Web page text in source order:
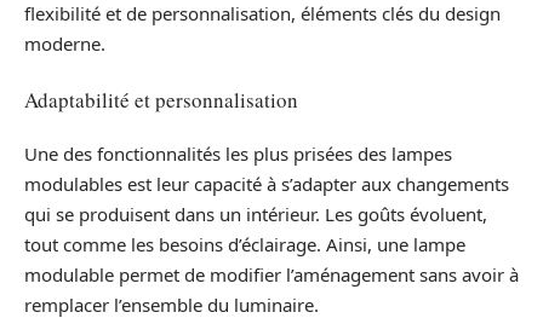
flexibilité et de personnalisation, éléments clés du design
moderne.
Adaptabilité et personnalisation
Une des fonctionnalités les plus prisées des lampes
modulables est leur capacité à s’adapter aux changements
qui se produisent dans un intérieur. Les goûts évoluent,
tout comme les besoins d’éclairage. Ainsi, une lampe
modulable permet de modifier l’aménagement sans avoir à
remplacer l’ensemble du luminaire.